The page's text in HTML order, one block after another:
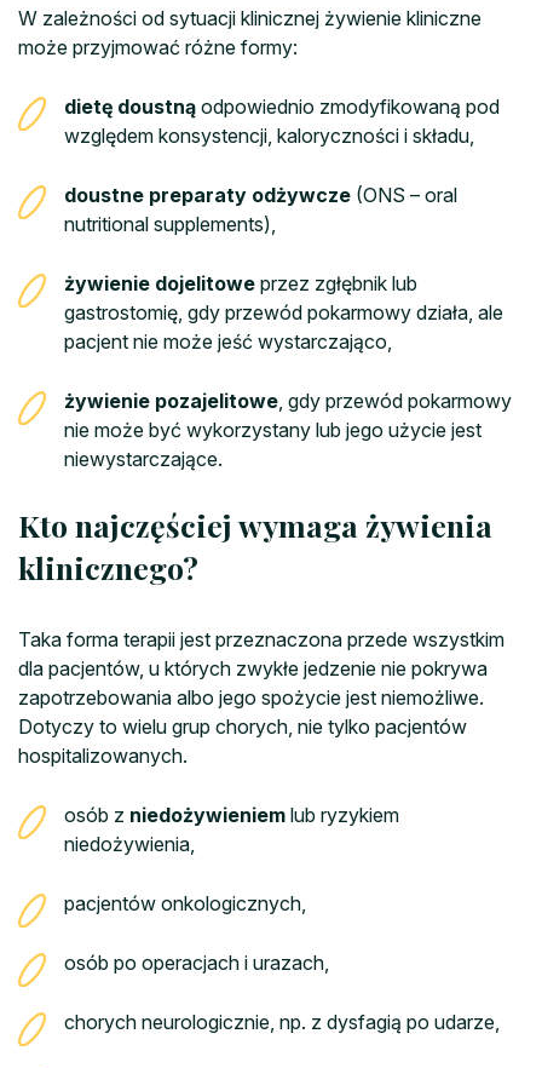
W zależności od sytuacji klinicznej żywienie kliniczne
może przyjmować różne formy:
dietę doustną odpowiednio zmodyfikowaną pod
względem konsystencji, kaloryczności i składu,
doustne preparaty odżywcze (ONS – oral
nutritional supplements),
żywienie dojelitowe przez zgłębnik lub
gastrostomię, gdy przewód pokarmowy działa, ale
pacjent nie może jeść wystarczająco,
żywienie pozajelitowe, gdy przewód pokarmowy
nie może być wykorzystany lub jego użycie jest
niewystarczające.
Kto najczęściej wymaga żywienia
klinicznego?
Taka forma terapii jest przeznaczona przede wszystkim
dla pacjentów, u których zwykłe jedzenie nie pokrywa
zapotrzebowania albo jego spożycie jest niemożliwe.
Dotyczy to wielu grup chorych, nie tylko pacjentów
hospitalizowanych.
osób z niedożywieniem lub ryzykiem
niedożywienia,
pacjentów onkologicznych,
osób po operacjach i urazach,
chorych neurologicznie, np. z dysfagią po udarze,